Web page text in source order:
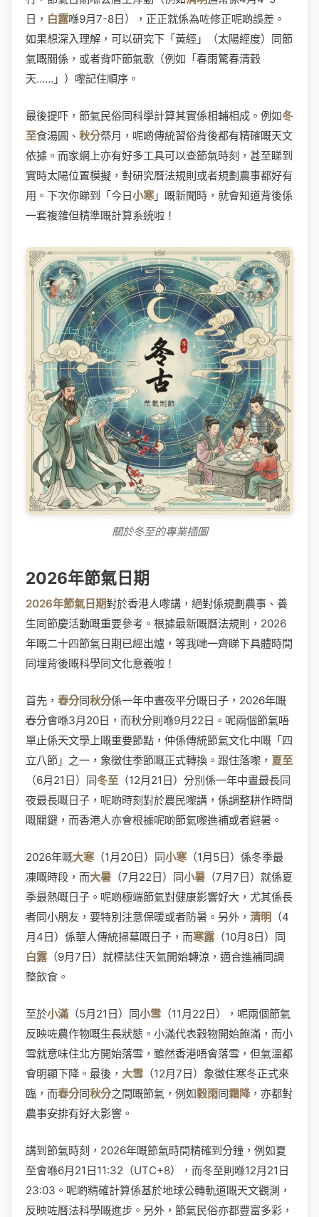
日， 白露喺9月7-8日），正正就係為咗修正呢啲誤差。
如果想深入理解，可以研究下「黃經」（太陽經度）同節
氣嘅關係，或者背吓節氣歌（例如「春雨驚春清穀
天……」）嚟記住順序。
最後提吓，節氣民俗同科學計算其實係相輔相成。例如冬
至食湯圓、 秋分祭月，呢啲傳統習俗背後都有精確嘅天文
依據。而家網上亦有好多工具可以查節氣時刻，甚至睇到
實時太陽位置模擬，對研究曆法規則或者規劃農事都好有
用。下次你睇到「今日小寒」嘅新聞時，就會知道背後係
一套複雜但精準嘅計算系統啦！
關於冬至的專業插圖
2026年節氣日期
2026年節氣日期對於香港人嚟講，絕對係規劃農事、養
生同節慶活動嘅重要參考。根據最新嘅曆法規則，2026
年嘅二十四節氣日期已經出爐，等我哋一齊睇下具體時間
同埋背後嘅科學同文化意義啦！
首先， 春分同秋分係一年中晝夜平分嘅日子，2026年嘅
春分會喺3月20日，而秋分則喺9月22日。呢兩個節氣唔
單止係天文學上嘅重要節點，仲係傳統節氣文化中嘅「四
立八節」之一，象徵住季節嘅正式轉換。跟住落嚟， 夏至
（6月21日）同冬至 （12月21日）分別係一年中晝最長同
夜最長嘅日子，呢啲時刻對於農民嚟講，係調整耕作時間
嘅關鍵，而香港人亦會根據呢啲節氣嚟進補或者避暑。
2026年嘅大寒（1月20日）同小寒（1月5日）係冬季最
凍嘅時段，而大暑 （7月22日）同小暑 （7月7日）就係夏
季最熱嘅日子。呢啲極端節氣對健康影響好大，尤其係長
者同小朋友，要特別注意保暖或者防暑。另外， 清明 （4
月4日）係華人傳統掃墓嘅日子，而寒露（10月8日）同
白露（9月7日）就標誌住天氣開始轉涼，適合進補同調
整飲食。
至於小滿（5月21日）同小雪 （11月22日），呢兩個節氣
反映咗農作物嘅生長狀態。小滿代表穀物開始飽滿，而小
雪就意味住北方開始落雪，雖然香港唔會落雪，但氣溫都
會明顯下降。最後， 大雪 （12月7日）象徵住寒冬正式來
臨，而春分同秋分之間嘅節氣，例如穀雨同霜降，亦都對
農事安排有好大影響。
講到節氣時刻，2026年嘅節氣時間精確到分鐘，例如夏
至會喺6月21日11:32（UTC+8），而冬至則喺12月21日
23:03。呢啲精確計算係基於地球公轉軌道嘅天文觀測，
反映咗曆法科學嘅進步。另外，節氣民俗亦都豐富多彩，